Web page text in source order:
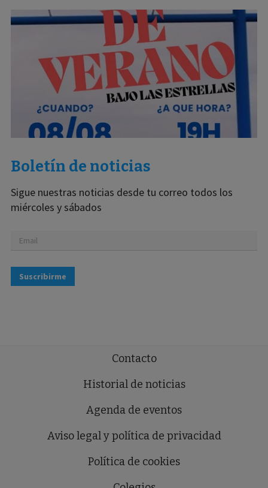
Boletín de noticias
Sigue nuestras noticias desde tu correo todos los
miércoles y sábados
Suscribirme
Contacto
Historial de noticias
Agenda de eventos
Aviso legal y política de privacidad
Política de cookies